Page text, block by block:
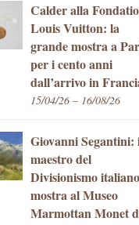
Calder alla
Louis Vuitton: la
grande mostra a
per i cento anni
dall’arrivo in
15/04/26 – 16/08/26
Giovanni Segantini:
maestro del
Divisionismo
mostra al Museo
Marmottan Monet